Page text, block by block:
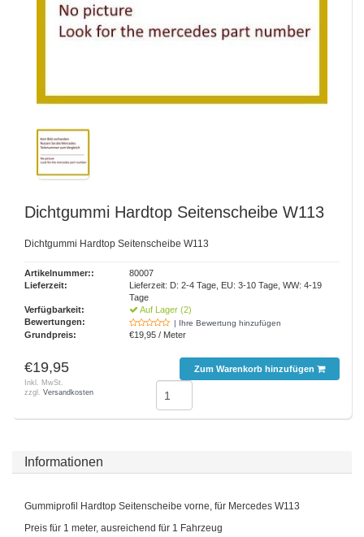
Dichtgummi Hardtop Seitenscheibe W113
Dichtgummi Hardtop Seitenscheibe W113
Artikelnummer::
80007
Lieferzeit:
Lieferzeit: D: 2-4 Tage, EU: 3-10 Tage, WW: 4-19
Tage
Verfügbarkeit:
Auf Lager (2)
Bewertungen:
| Ihre Bewertung hinzufügen
Grundpreis: €19,95 / Meter
€19,95
Inkl. MwSt.
zzgl. Versandkosten
Zum Warenkorb hinzufügen
Informationen
Gummiprofil Hardtop Seitenscheibe vorne, für Mercedes W113
Preis für 1 meter, ausreichend für 1 Fahrzeug